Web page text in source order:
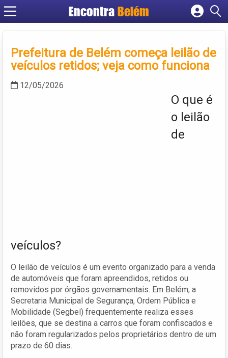
EncontraBelém
Cadastrar empresa
Criar conta
Prefeitura de Belém começa leilão de
veículos retidos; veja como funciona
12/05/2026
O que é
o leilão
de
veículos?
O leilão de veículos é um evento organizado para a venda
de automóveis que foram apreendidos, retidos ou
removidos por órgãos governamentais. Em Belém, a
Secretaria Municipal de Segurança, Ordem Pública e
Mobilidade (Segbel) frequentemente realiza esses
leilões, que se destina a carros que foram confiscados e
não foram regularizados pelos proprietários dentro de um
prazo de 60 dias.